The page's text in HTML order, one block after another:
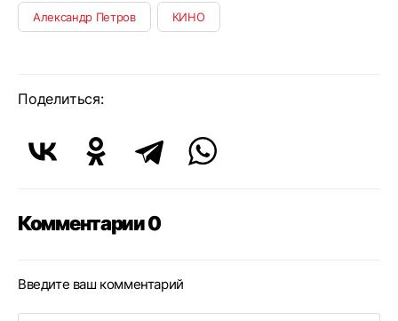
Александр Петров КИНО
Поделиться:
Комментарии 0
Введите ваш комментарий